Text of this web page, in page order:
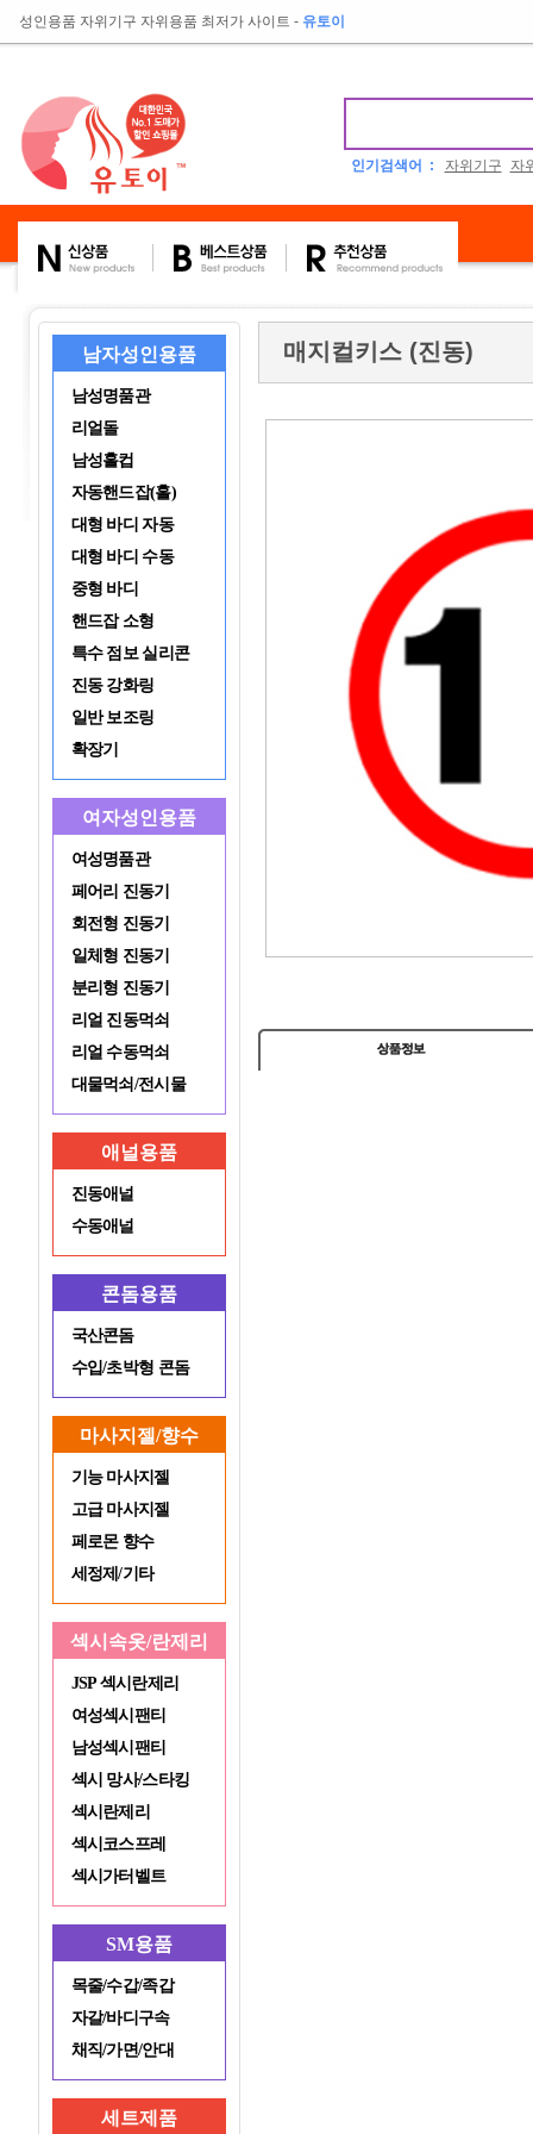
성인용품 자위기구 자위용품 최저가 사이트 - 유토이
인기검색어 : 자위기구 자
남자성인용품
남성명품관
리얼돌
남성홀컵
자동핸드잡(홀)
대형 바디 자동
대형 바디 수동
중형 바디
핸드잡 소형
특수 점보 실리콘
진동 강화링
일반 보조링
확장기
여자성인용품
여성명품관
페어리 진동기
회전형 진동기
일체형 진동기
분리형 진동기
리얼 진동먹쇠
리얼 수동먹쇠
대물먹쇠/전시물
애널용품
진동애널
수동애널
콘돔용품
국산콘돔
수입/초박형 콘돔
마사지젤/향수
기능 마사지젤
고급 마사지젤
페로몬 향수
세정제/기타
섹시속옷/란제리
JSP 섹시란제리
여성섹시팬티
남성섹시팬티
섹시 망사/스타킹
섹시란제리
섹시코스프레
섹시가터벨트
SM용품
목줄/수갑/족갑
자갈/바디구속
채직/가면/안대
세트제품
매지컬키스 (진동)